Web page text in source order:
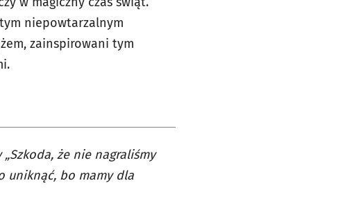
niepowtarzalnym
zainspirowani tym
że nie nagraliśmy
uniknąć, bo mamy dla